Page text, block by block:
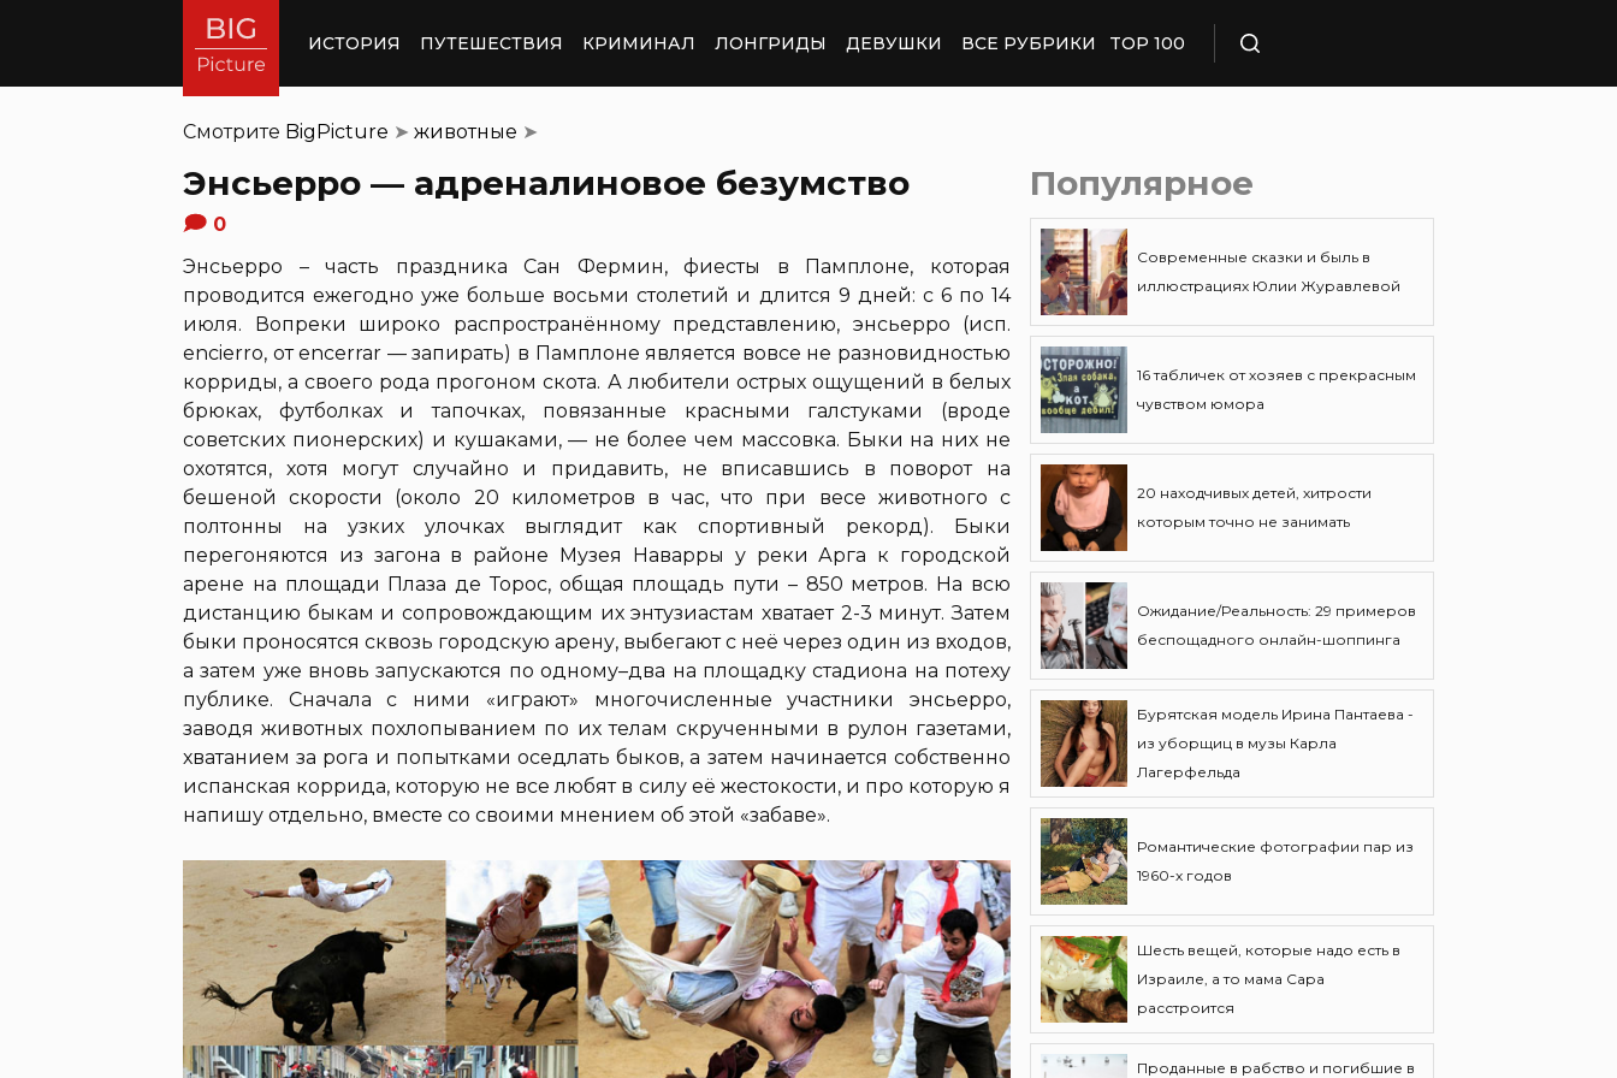
ИСТОРИЯ ПУТЕШЕСТВИЯ КРИМИНАЛ ЛОНГРИДЫ ДЕВУШКИ ВСЕ РУБРИКИ TOP 100
Смотрите BigPicture ➤ животные ➤
Энсьерро — адреналиновое безумство
0
Энсьерро – часть праздника Сан Фермин, фиесты в Памплоне, которая
проводится ежегодно уже больше восьми столетий и длится 9 дней: с 6 по 14
июля. Вопреки широко распространённому представлению, энсьерро (исп.
encierro, от encerrar — запирать) в Памплоне является вовсе не разновидностью
корриды, а своего рода прогоном скота. А любители острых ощущений в белых
брюках, футболках и тапочках, повязанные красными галстуками (вроде
советских пионерских) и кушаками, — не более чем массовка. Быки на них не
охотятся, хотя могут случайно и придавить, не вписавшись в поворот на
бешеной скорости (около 20 километров в час, что при весе животного с
полтонны на узких улочках выглядит как спортивный рекорд). Быки
перегоняются из загона в районе Музея Наварры у реки Арга к городской
арене на площади Плаза де Торос, общая площадь пути – 850 метров. На всю
дистанцию быкам и сопровождающим их энтузиастам хватает 2-3 минут. Затем
быки проносятся сквозь городскую арену, выбегают с неё через один из входов,
а затем уже вновь запускаются по одному–два на площадку стадиона на потеху
публике. Сначала с ними «играют» многочисленные участники энсьерро,
заводя животных похлопыванием по их телам скрученными в рулон газетами,
хватанием за рога и попытками оседлать быков, а затем начинается собственно
испанская коррида, которую не все любят в силу её жестокости, и про которую я
напишу отдельно, вместе со своими мнением об этой «забаве».
Популярное
Современные сказки и быль в
иллюстрациях Юлии Журавлевой
16 табличек от хозяев с прекрасным
чувством юмора
20 находчивых детей, хитрости
которым точно не занимать
Ожидание/Реальность: 29 примеров
беспощадного онлайн-шоппинга
Бурятская модель Ирина Пантаева -
из уборщиц в музы Карла
Лагерфельда
Романтические фотографии пар из
1960-х годов
Шесть вещей, которые надо есть в
Израиле, а то мама Сара
расстроится
Проданные в рабство и погибшие в